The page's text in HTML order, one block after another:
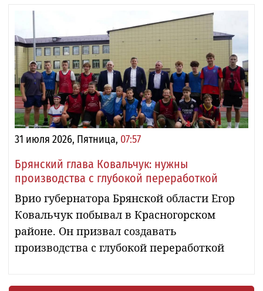
31 июля 2026, Пятница, 07:57
Брянский глава Ковальчук: нужны
производства с глубокой переработкой
Врио губернатора Брянской области Егор
Ковальчук побывал в Красногорском
районе. Он призвал создавать
производства с глубокой переработкой